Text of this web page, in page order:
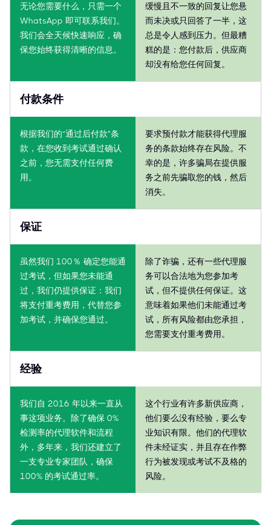
无论您需要什么，只需一个
WhatsApp 即可联系我们。
我们会全天候快速响应，确
保您始终获得清晰的信息。
缓慢且不一致的回复让您悬
而未决或只回答了一半，这
总是令人感到压力。但最糟
糕的是：您付款后，供应商
却没有给您任何回复。
付款条件
根据我们的“通过后付款”条
款，在您收到考试通过确认
之前，您无需支付任何费
用。
要求预付款才能获得代理服
务的条款始终存在风险。不
幸的是，许多骗局在提供服
务之前先骗取您的钱，然后
消失。
保证
虽然我们 100％ 确定您能通
过考试，但如果您未能通
过，我们仍提供保证：我们
将支付重考费用，代替您参
加考试，并确保您通过。
除了诈骗，还有一些代理服
务可以合法地为您参加考
试，但不提供任何保证。这
意味着如果他们未能通过考
试，所有风险都由您承担，
您需要支付重考费用。
经验
我们自 2016 年以来一直从
事这项业务。除了确保 0%
检测率的代理软件和流程
外，多年来，我们还建立了
一支专业专家团队，确保
100% 的考试通过率。
这个行业有许多新供应商，
他们要么没有经验，要么专
业知识有限。他们的代理软
件未经证实，并且存在作弊
行为被发现或考试不及格的
风险。